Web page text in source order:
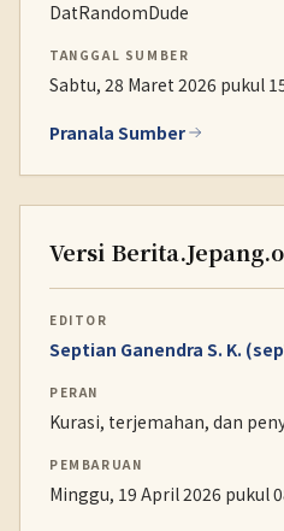
DatRandomDude
TANGGAL SUMBER
Sabtu, 28 Maret 2026 pukul
Pranala Sumber
Versi
EDITOR
Septian Ganendra S. K.
PERAN
Kurasi, terjemahan, dan
PEMBARUAN
Minggu, 19 April 2026 pukul